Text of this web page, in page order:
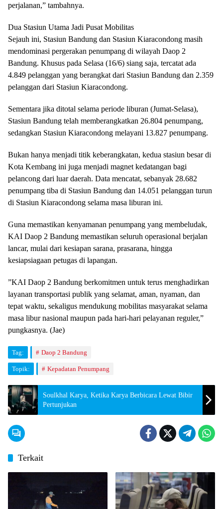
perjalanan,” tambahnya.
​Dua Stasiun Utama Jadi Pusat Mobilitas
​Sejauh ini, Stasiun Bandung dan Stasiun Kiaracondong masih
mendominasi pergerakan penumpang di wilayah Daop 2
Bandung. Khusus pada Selasa (16/6) siang saja, tercatat ada
4.849 pelanggan yang berangkat dari Stasiun Bandung dan 2.359
pelanggan dari Stasiun Kiaracondong.
​Sementara jika ditotal selama periode liburan (Jumat-Selasa),
Stasiun Bandung telah memberangkatkan 26.804 penumpang,
sedangkan Stasiun Kiaracondong melayani 13.827 penumpang.
​Bukan hanya menjadi titik keberangkatan, kedua stasiun besar di
Kota Kembang ini juga menjadi magnet kedatangan bagi
pelancong dari luar daerah. Data mencatat, sebanyak 28.682
penumpang tiba di Stasiun Bandung dan 14.051 pelanggan turun
di Stasiun Kiaracondong selama masa liburan ini.
​Guna memastikan kenyamanan penumpang yang membeludak,
KAI Daop 2 Bandung memastikan seluruh operasional berjalan
lancar, mulai dari kesiapan sarana, prasarana, hingga
kesiapsiagaan petugas di lapangan.
​”KAI Daop 2 Bandung berkomitmen untuk terus menghadirkan
layanan transportasi publik yang selamat, aman, nyaman, dan
tepat waktu, sekaligus mendukung mobilitas masyarakat selama
masa libur nasional maupun pada hari-hari pelayanan reguler,”
pungkasnya. (Jae)
Tag: Daop 2 Bandung
Topik: Kepadatan Penumpang
Soulkhal Karya, Ketika Karya Berbicara Lewat Bibir
Pertunjukan
Terkait